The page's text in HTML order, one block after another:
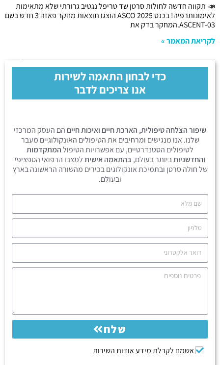
📣 תקווה חדשה לחולות סרטן שד טריפל נגטיב גרורתי שלא מתאימות
לאימונותרפיה! בכנס ASCO 2025 הוצגו תוצאות מחקר פאזה 3 חדש בשם
ASCENT-03.המחקר בדק את
לקריאת המאמר »
כדי לבחון התאמה לשירות
אנו צריכים לדבר
שיפור הצלחה טיפולית, הארכת חיים ואיכות חיים הם העסק המרכזי
שלנו. אנו מנגישים ומרחיבים את הטיפולים האונקולוגיים מעבר
לטיפולים הסטנדרטיים, עם אפשרויות הטיפולהמתקדמות
והחדשניותביותר בעולם, בהתאמה אישיתלמצבו הרפואי הספציפי
של חולה סרטן ובתמיכת אונקולוגים בכירים מהשורה הראשונה בארץ
ובעולם.
אשמח לקבלת מידע אודות השירות
שלח